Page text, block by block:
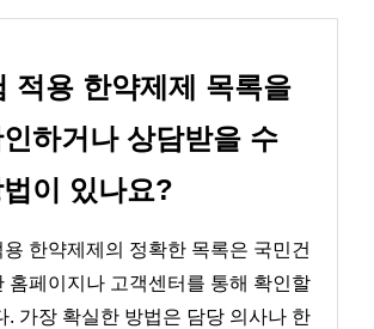
적용 한약제제 목록을
하거나 상담받을 수
이 있나요?
용 한약제제의 정확한 목록은 국민건
홈페이지나 고객센터를 통해 확인할
. 가장 확실한 방법은 담당 의사나 한